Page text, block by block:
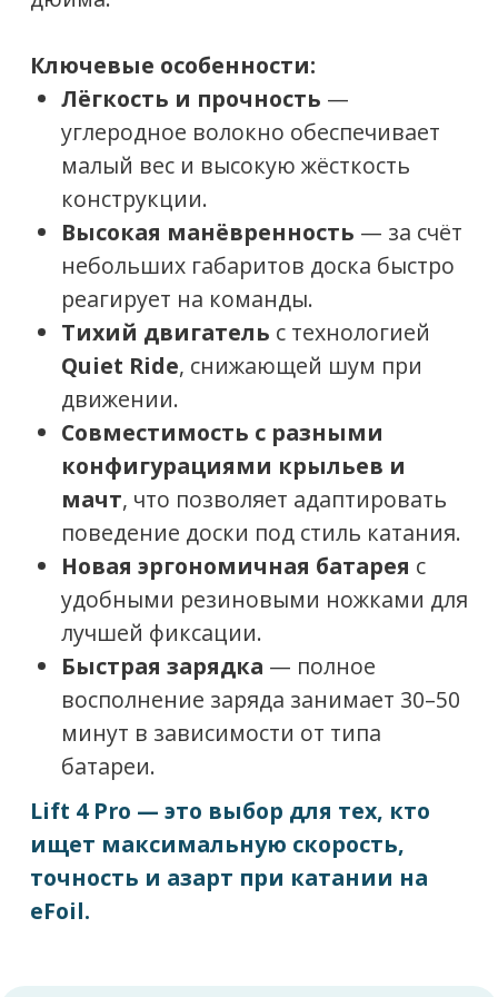
Мачта : 28" (71 см) из углеродного
Пропеллер: LCS Fixed Propeller с
Переднее крыло: 160 Camber Pro
Заднее крыло: 36 Glide
Контроллер: Classic Hand Controller
Батарея:
Gen4 Full Range Battery
часов работы
Gen4 Light Battery – до 100 минут
работы
Зарядное устройство : Быстрая
зарядка (50 минут для Full Range, 30
минут для Light Battery)
Особенности:
Тихий мотор с Quiet Ride
Technology
Прочные карбоновые защелки
Новый эргономичный дизайн
батареи с резиновыми ножками
Возможность установки сменных
крыльев Camber Pro разного
размера (160, 210, 270)
Комплект поставки
Efoil система
Зарядное устройство
Чехол для доски
Инструкция